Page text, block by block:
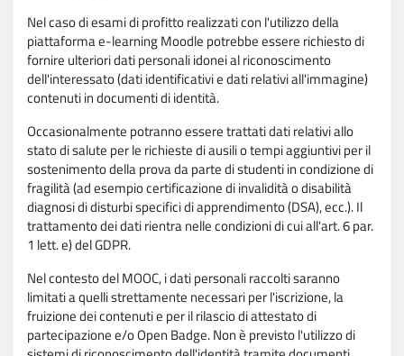
Nel caso di esami di profitto realizzati con l'utilizzo della
piattaforma e-learning Moodle potrebbe essere richiesto di
fornire ulteriori dati personali idonei al riconoscimento
dell'interessato (dati identificativi e dati relativi all'immagine)
contenuti in documenti di identità.
Occasionalmente potranno essere trattati dati relativi allo
stato di salute per le richieste di ausili o tempi aggiuntivi per il
sostenimento della prova da parte di studenti in condizione di
fragilità (ad esempio certificazione di invalidità o disabilità
diagnosi di disturbi specifici di apprendimento (DSA), ecc.). Il
trattamento dei dati rientra nelle condizioni di cui all'art. 6 par.
1 lett. e) del GDPR.
Nel contesto del MOOC, i dati personali raccolti saranno
limitati a quelli strettamente necessari per l'iscrizione, la
fruizione dei contenuti e per il rilascio di attestato di
partecipazione e/o Open Badge. Non è previsto l'utilizzo di